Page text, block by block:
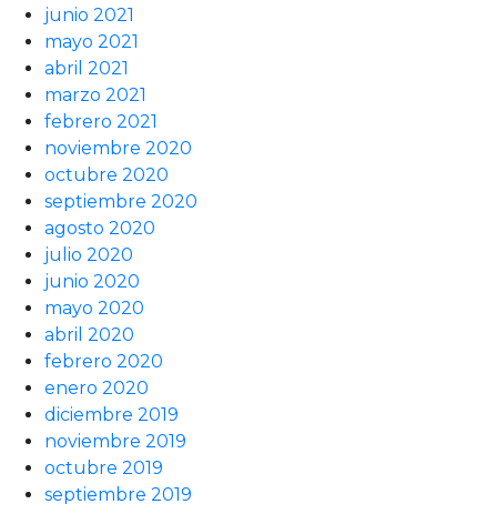
junio 2021
mayo 2021
abril 2021
marzo 2021
febrero 2021
noviembre 2020
octubre 2020
septiembre 2020
agosto 2020
julio 2020
junio 2020
mayo 2020
abril 2020
febrero 2020
enero 2020
diciembre 2019
noviembre 2019
octubre 2019
septiembre 2019